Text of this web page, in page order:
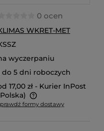
0 ocen
WKRET-MET
wyczerpaniu
do 5 dni roboczych
17,00 zł - Kurier InPost
kosztów płatności
formy dostawy